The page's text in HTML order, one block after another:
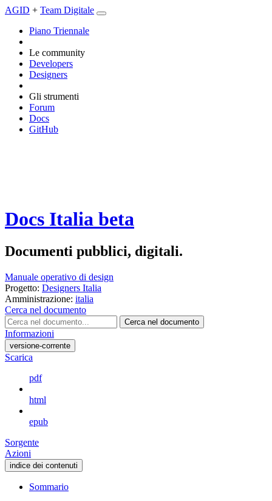
AGID + Team Digitale
Piano Triennale
Le community
Developers
Designers
Gli strumenti
Forum
Docs
GitHub
Docs Italia beta
Documenti pubblici, digitali.
Manuale operativo di design
Progetto: Designers Italia
Amministrazione: italia
Cerca nel documento
Cerca nel documento
Informazioni
versione-corrente
Scarica
pdf
html
epub
Sorgente
Azioni
indice dei contenuti
Sommario